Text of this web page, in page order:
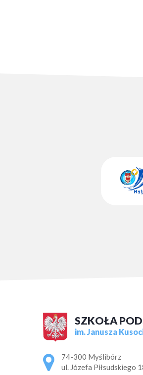
SZKOŁA
im. Janusza
Adres pocztowy:
74-300 Myślibórz
ul. Józefa Piłsudskiego